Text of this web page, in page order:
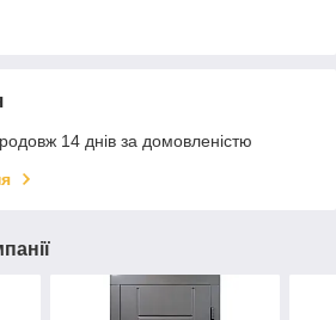
14 днів за домовленістю